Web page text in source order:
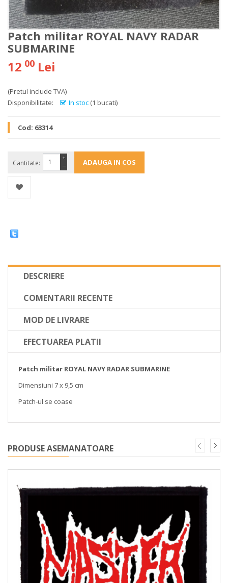
Patch militar ROYAL NAVY RADAR
SUBMARINE
12 00 Lei
(Pretul include TVA)
Disponibilitate:
In stoc (1 bucati)
Cod: 63314
Cantitate: −
+
DESCRIERE
COMENTARII RECENTE
MOD DE LIVRARE
EFECTUAREA PLATII
Patch militar ROYAL NAVY RADAR SUBMARINE
Dimensiuni 7 x 9,5 cm
Patch-ul se coase
PRODUSE ASEMANATOARE